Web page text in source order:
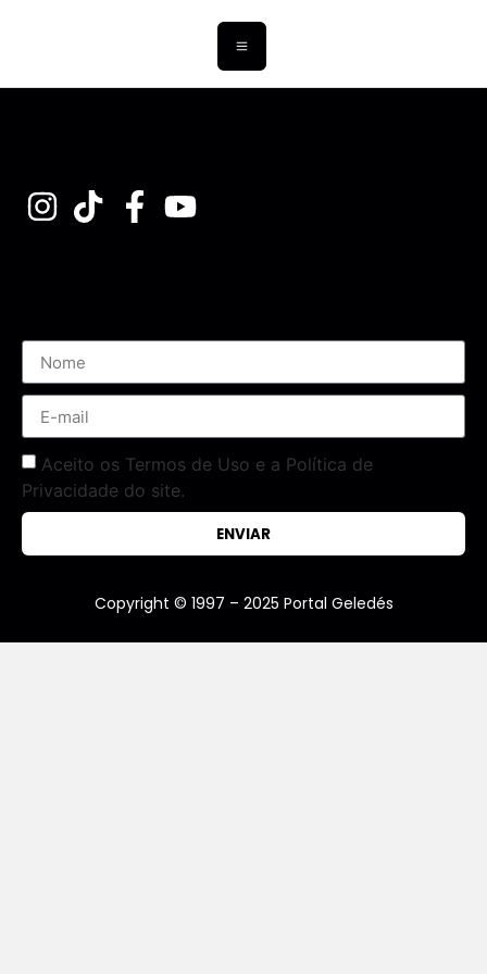
Aceito os Termos de Uso e a Política de
Privacidade do site.
ENVIAR
Copyright © 1997 – 2025 Portal Geledés